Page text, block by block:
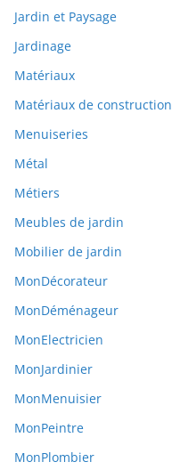
Jardin et Paysage
Jardinage
Matériaux
Matériaux de construction
Menuiseries
Métal
Métiers
Meubles de jardin
Mobilier de jardin
MonDécorateur
MonDéménageur
MonElectricien
MonJardinier
MonMenuisier
MonPeintre
MonPlombier